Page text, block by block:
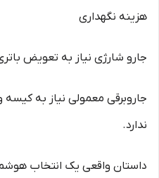
هزینه نگهداری
جارو شارژی نیاز به تعویض
جاروبرقی معمولی نیاز به کیسه
ندارد.
داستان واقعی یک انتخاب